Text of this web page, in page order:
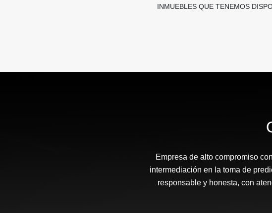
INMUEBLES QUE TENEMOS
Empresa de alto compromiso
intermediación en la toma de
responsable y honesta, con